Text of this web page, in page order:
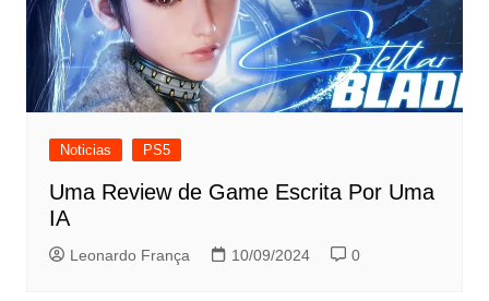
Noticias PS5
Uma Review de Game Escrita Por Uma
IA
Leonardo França 10/09/2024 0